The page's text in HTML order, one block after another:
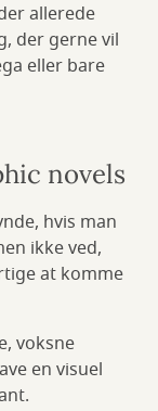
allerede
der gerne vil
eller bare
novels
hvis man
ikke ved,
at komme
voksne
en visuel